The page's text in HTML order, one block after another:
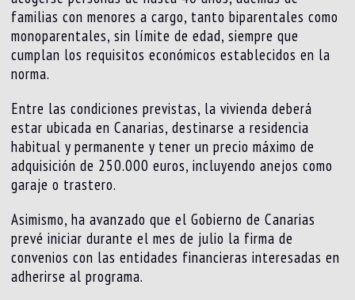
familias con menores a cargo, tanto biparentales como
monoparentales, sin límite de edad, siempre que
cumplan los requisitos económicos establecidos en la
norma.
Entre las condiciones previstas, la vivienda deberá
estar ubicada en Canarias, destinarse a residencia
habitual y permanente y tener un precio máximo de
adquisición de 250.000 euros, incluyendo anejos como
garaje o trastero.
Asimismo, ha avanzado que el Gobierno de Canarias
prevé iniciar durante el mes de julio la firma de
convenios con las entidades financieras interesadas en
adherirse al programa.